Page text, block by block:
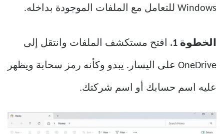
Windows للتعامل مع الملفات الموجودة بداخله.
الخطوة 1. افتح مستكشف الملفات وانتقل إلى
OneDrive على اليسار. يبدو وكأنه رمز سحابة ويظهر
عليه اسم حسابك أو اسم شركتك.